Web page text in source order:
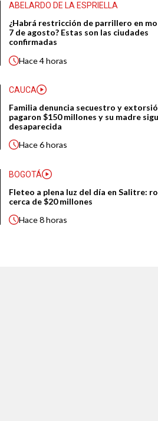
ABELARDO DE LA ESPRIELLA
¿Habrá restricción de parrillero en
7 de agosto? Estas son las ciudades
confirmadas
Hace4 horas
CAUCA
Familia denuncia secuestro y
pagaron $150 millones y su madre
desaparecida
Hace6 horas
BOGOTÁ
Fleteo a plena luz del día en Salitre:
cerca de $20 millones
Hace8 horas